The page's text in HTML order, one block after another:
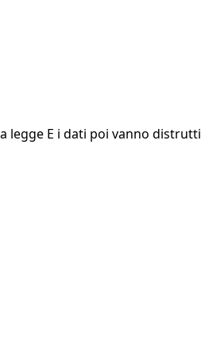
legge E i dati poi vanno distrutti